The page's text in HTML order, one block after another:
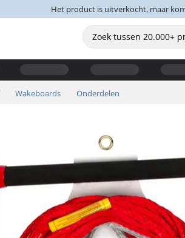
Het product is uitverkocht, maar
Wakeboards Onderdelen